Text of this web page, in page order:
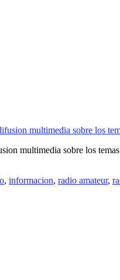
multimedia sobre los
, informacion, radio amateur,